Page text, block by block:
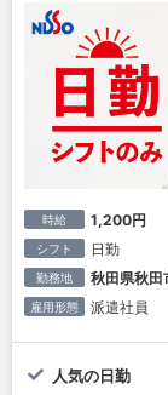
時給 1,200円
シフト 日勤
勤務地 秋田県秋
雇用形態 派遣社員
人気の日勤